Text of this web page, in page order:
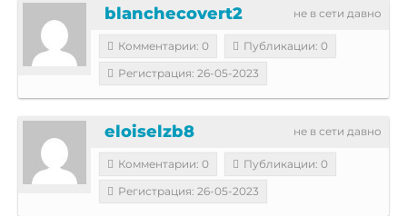
не в сети давно
blanchecovert2
Комментарии: 0
Публикации: 0
Регистрация: 26-05-2023
не в сети давно
eloiselzb8
Комментарии: 0
Публикации: 0
Регистрация: 26-05-2023